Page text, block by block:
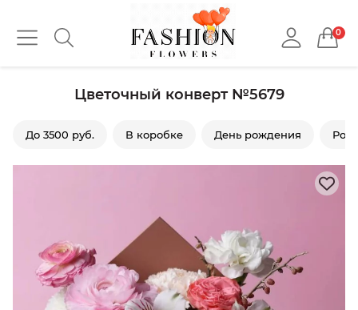
0
Цветочный конверт №5679
До 3500 руб. В коробке День рождения